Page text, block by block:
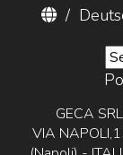
/
GECA
VIA